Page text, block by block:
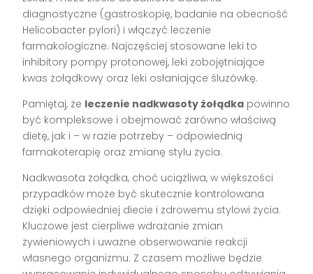
diagnostyczne (gastroskopię, badanie na obecność
Helicobacter pylori) i włączyć leczenie
farmakologiczne. Najczęściej stosowane leki to
inhibitory pompy protonowej, leki zobojętniające
kwas żołądkowy oraz leki osłaniające śluzówkę.
Pamiętaj, że leczenie nadkwasoty żołądka powinno
być kompleksowe i obejmować zarówno właściwą
dietę, jak i – w razie potrzeby – odpowiednią
farmakoterapię oraz zmianę stylu życia.
Nadkwasota żołądka, choć uciążliwa, w większości
przypadków może być skutecznie kontrolowana
dzięki odpowiedniej diecie i zdrowemu stylowi życia.
Kluczowe jest cierpliwe wdrażanie zmian
żywieniowych i uważne obserwowanie reakcji
własnego organizmu. Z czasem możliwe będzie